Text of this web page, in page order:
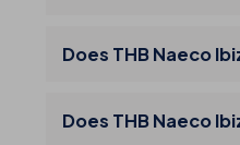
Does THB Naeco
Does THB Naeco